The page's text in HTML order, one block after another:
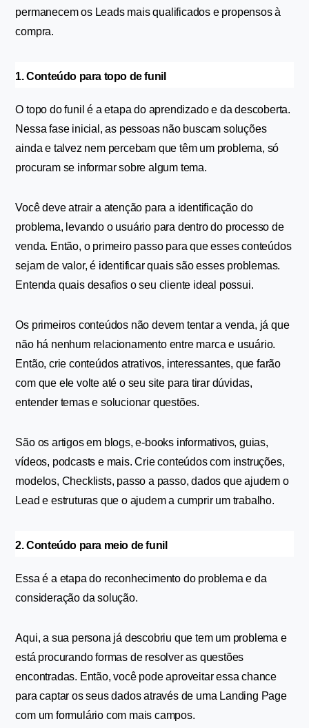
permanecem os Leads mais qualificados e propensos à
compra.
1. Conteúdo para topo de funil
O topo do funil é a etapa do aprendizado e da descoberta.
Nessa fase inicial, as pessoas não buscam soluções
ainda e talvez nem percebam que têm um problema, só
procuram se informar sobre algum tema.
Você deve atrair a atenção para a identificação do
problema, levando o usuário para dentro do processo de
venda. Então, o primeiro passo para que esses conteúdos
sejam de valor, é identificar quais são esses problemas.
Entenda quais desafios o seu cliente ideal possui.
Os primeiros conteúdos não devem tentar a venda, já que
não há nenhum relacionamento entre marca e usuário.
Então, crie conteúdos atrativos, interessantes, que farão
com que ele volte até o seu site para tirar dúvidas,
entender temas e solucionar questões.
São os artigos em blogs, e-books informativos, guias,
vídeos, podcasts e mais. Crie conteúdos com instruções,
modelos, Checklists, passo a passo, dados que ajudem o
Lead e estruturas que o ajudem a cumprir um trabalho.
2. Conteúdo para meio de funil
Essa é a etapa do reconhecimento do problema e da
consideração da solução.
Aqui, a sua persona já descobriu que tem um problema e
está procurando formas de resolver as questões
encontradas. Então, você pode aproveitar essa chance
para captar os seus dados através de uma Landing Page
com um formulário com mais campos.